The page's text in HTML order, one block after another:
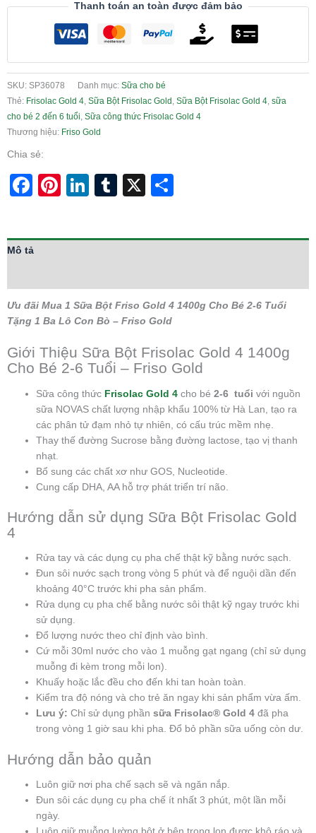
Thanh toán an toàn được đảm bảo
SKU: SP36078 Danh mục: Sữa cho bé
Thẻ: Frisolac Gold 4, Sữa Bột Frisolac Gold, Sữa Bột Frisolac Gold 4, sữa
cho bé 2 đến 6 tuổi, Sữa công thức Frisolac Gold 4
Thương hiệu: Friso Gold
Chia sẻ:
Facebook
Pinterest
LinkedIn
Tumblr
X
Mô tả
Ưu đãi Mua 1 Sữa Bột Friso Gold 4 1400g Cho Bé 2-6 Tuổi
Tặng 1 Ba Lô Con Bò – Friso Gold
Giới Thiệu Sữa Bột Frisolac Gold 4 1400g
Cho Bé 2-6 Tuổi – Friso Gold
Sữa công thức Frisolac Gold 4 cho bé2-6 tuổi với nguồn
sữa NOVAS chất lượng nhập khẩu 100% từ Hà Lan, tạo ra
các phân tử đạm nhỏ tự nhiên, có cấu trúc mềm nhẹ.
Thay thế đường Sucrose bằng đường lactose, tạo vị thanh
nhạt.
Bổ sung các chất xơ như GOS, Nucleotide.
Cung cấp DHA, AA hỗ trợ phát triển trí não.
Hướng dẫn sử dụng Sữa Bột Frisolac Gold
4
Rửa tay và các dụng cụ pha chế thật kỹ bằng nước sạch.
Đun sôi nước sạch trong vòng 5 phút và để nguội dần đến
khoảng 40°C trước khi pha sản phẩm.
Rửa dụng cụ pha chế bằng nước sôi thật kỹ ngay trước khi
sử dụng.
Đổ lượng nước theo chỉ định vào bình.
Cứ mỗi 30ml nước cho vào 1 muỗng gạt ngang (chỉ sử dụng
muỗng đi kèm trong mỗi lon).
Khuấy hoặc lắc đều cho đến khi tan hoàn toàn.
Kiểm tra độ nóng và cho trẻ ăn ngay khi sản phẩm vừa ấm.
Lưu ý: Chỉ sử dụng phầnsữa Frisolac® Gold 4 đã pha
trong vòng 1 giờ sau khi pha. Đổ bỏ phần sữa uống còn dư.
Hướng dẫn bảo quản
Luôn giữ nơi pha chế sạch sẽ và ngăn nắp.
Đun sôi các dụng cụ pha chế ít nhất 3 phút, một lần mỗi
ngày.